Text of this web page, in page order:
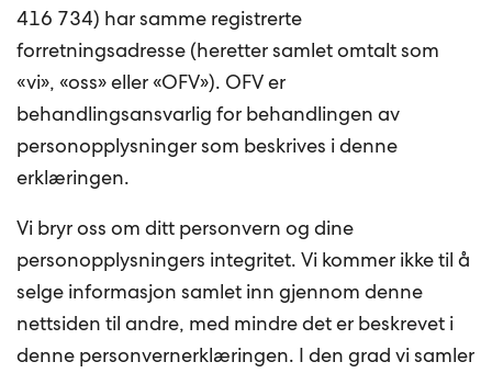
416 734) har samme registrerte
forretningsadresse (heretter samlet omtalt som
«vi», «oss» eller «OFV»). OFV er
behandlingsansvarlig for behandlingen av
personopplysninger som beskrives i denne
erklæringen.
Vi bryr oss om ditt personvern og dine
personopplysningers integritet. Vi kommer ikke til å
selge informasjon samlet inn gjennom denne
nettsiden til andre, med mindre det er beskrevet i
denne personvernerklæringen. I den grad vi samler